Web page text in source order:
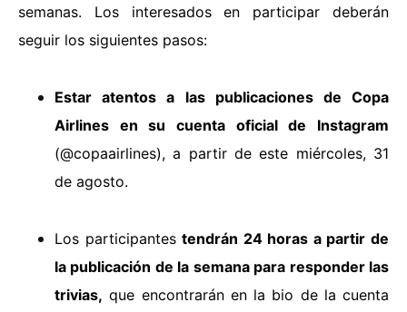
semanas. Los interesados en participar deberán
seguir los siguientes pasos:
Estar atentos a las publicaciones de Copa
Airlines en su cuenta oficial de Instagram
(@copaairlines), a partir de este miércoles, 31
de agosto.
Los participantestendrán 24 horas a partir de
la publicación de la semana para responder las
trivias, que encontrarán en la bio de la cuenta